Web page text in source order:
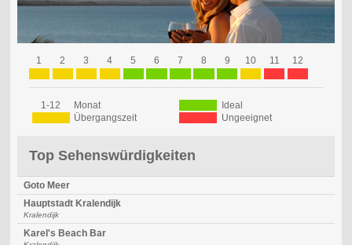
1 2 3 4 5 6 7 8 9 10 11 12
1-12 Monat
Ideal
Übergangszeit
Ungeeignet
Top Sehenswürdigkeiten
Goto Meer
Hauptstadt Kralendijk
Kralendijk
Karel's Beach Bar